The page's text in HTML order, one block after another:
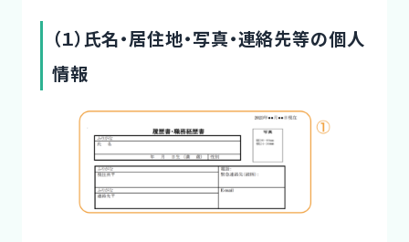
（１）氏名・居住地・写真・連絡先等の個人
情報